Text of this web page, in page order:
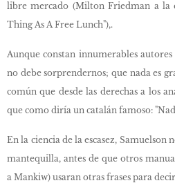
libre mercado (Milton Friedman a la
Thing As A Free Lunch"),.
Aunque constan innumerables
no debe sorprendernos; que nada es
común que desde las derechas a los
que como diría un catalán famoso:
En la ciencia de la escasez, Samuelson
mantequilla, antes de que otros
a Mankiw) usaran otras frases para